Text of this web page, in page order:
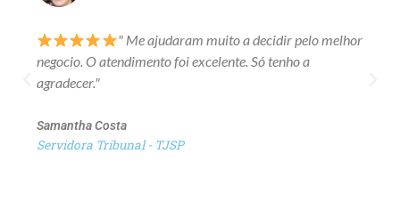
" Me ajudaram muito a decidir pelo melhor
negocio. O atendimento foi excelente. Só tenho a
agradecer."
Samantha Costa
Servidora Tribunal - TJSP